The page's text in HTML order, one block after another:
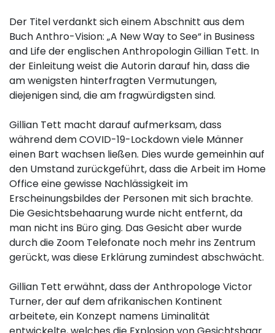
Der Titel verdankt sich einem Abschnitt aus dem
Buch Anthro-Vision: „A New Way to See“ in Business
and Life der englischen Anthropologin Gillian Tett. In
der Einleitung weist die Autorin darauf hin, dass die
am wenigsten hinterfragten Vermutungen,
diejenigen sind, die am fragwürdigsten sind.
Gillian Tett macht darauf aufmerksam, dass
während dem COVID-19-Lockdown viele Männer
einen Bart wachsen ließen. Dies wurde gemeinhin auf
den Umstand zurückgeführt, dass die Arbeit im Home
Office eine gewisse Nachlässigkeit im
Erscheinungsbildes der Personen mit sich brachte.
Die Gesichtsbehaarung wurde nicht entfernt, da
man nicht ins Büro ging. Das Gesicht aber wurde
durch die Zoom Telefonate noch mehr ins Zentrum
gerückt, was diese Erklärung zumindest abschwächt.
Gillian Tett erwähnt, dass der Anthropologe Victor
Turner, der auf dem afrikanischen Kontinent
arbeitete, ein Konzept namens Liminalität